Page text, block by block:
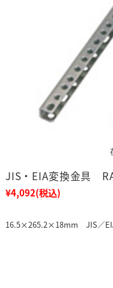
JIS・EIA変換金具
¥4,092(税込)
16.5×265.2×18mm JIS／